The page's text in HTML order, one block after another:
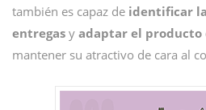
también es capaz de identificar
entregas y adaptar el producto
mantener su atractivo de cara al